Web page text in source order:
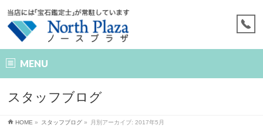
MENU
スタッフブログ
HOME » スタッフブログ » 月別アーカイブ: 2017年5月